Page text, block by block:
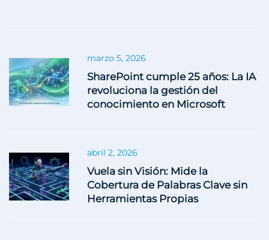
marzo 5, 2026
SharePoint cumple 25 años: La IA
revoluciona la gestión del
conocimiento en Microsoft
abril 2, 2026
Vuela sin Visión: Mide la
Cobertura de Palabras Clave sin
Herramientas Propias